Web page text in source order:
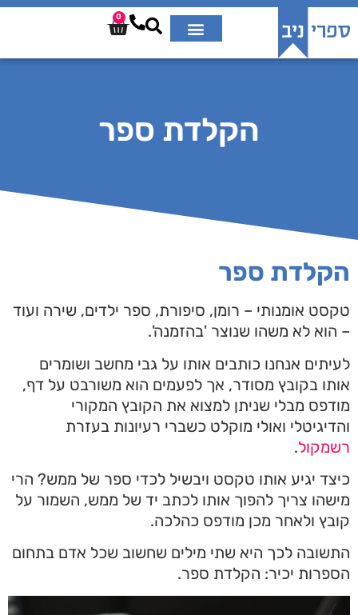
0
הקלדת ספר
הקלדת ספר
טקסט אומנותי – רומן, סיפורת, ספר ילדים, שירה ועוד
– הוא לא משהו שנוצר 'בהזמנה'.
לעיתים אנחנו כותבים אותו על גבי מחשב ושומרים
אותו בקובץ מסודר, אך לפעמים הוא משורבט על דף,
מודפס מבלי שניתן למצוא את הקובץ המקורי
והדיגיטלי ואולי מוקלט כשברי רעיונות בעזרת
רשמקול.
כיצד יגיע אותו טקסט ויבשיל לכדי ספר של ממש? הרי
מישהו צריך להפוך אותו לכתב יד של ממש, השמור על
קובץ ולאחר מכן מודפס כהלכה.
התשובה לכך היא שתי מילים שחשוב שכל אדם בתחום
הספרות יכיר: הקלדת ספר.